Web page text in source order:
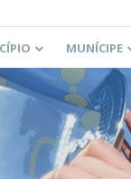
MUNÍCIPE